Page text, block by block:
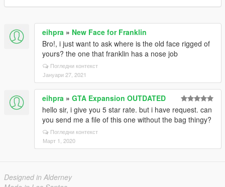
eihpra » New Face for Franklin
Bro!, i just want to ask where is the old face rigged of
yours? the one that franklin has a nose job
Погледни контекст
Јануари 27, 2021
eihpra » GTA Expansion OUTDATED
hello sir, i give you 5 star rate. but i have request. can
you send me a file of this one without the bag thingy?
Погледни контекст
Март 1, 2020
Designed in Alderney